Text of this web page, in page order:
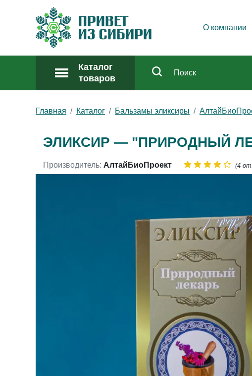
О компании
Каталог
товаров
Главная Каталог Бальзамы эликсиры
ЭЛИКСИР — "ПРИРОДНЫЙ
Производитель: АлтайБиоПроект (4